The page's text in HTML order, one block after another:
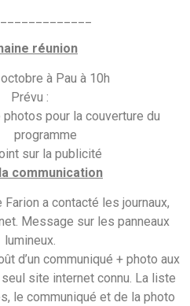
réunion
à Pau à 10h
Prévu :
pour la couverture du
programme
sur la publicité
communication
Farion a contacté les journaux,
Message sur les panneaux
lumineux.
d’un communiqué + photo aux
site internet connu. La liste
le communiqué et de la photo